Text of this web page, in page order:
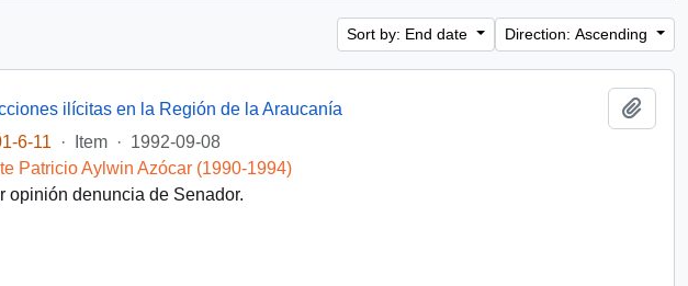
Sort by: End date Direction: Ascending
ilícitas en la Región de la Araucanía
6-11
· Item · 1992-09-08
Patricio Aylwin Azócar (1990-1994)
opinión denuncia de Senador.